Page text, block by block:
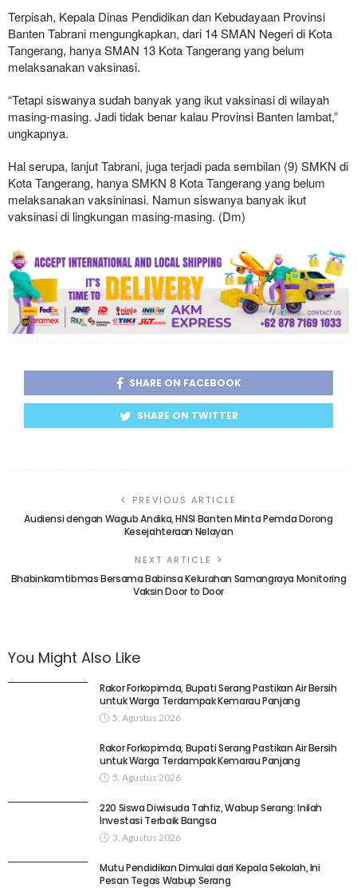
Terpisah, Kepala Dinas Pendidikan dan Kebudayaan Provinsi
Banten Tabrani mengungkapkan, dari 14 SMAN Negeri di Kota
Tangerang, hanya SMAN 13 Kota Tangerang yang belum
melaksanakan vaksinasi.
“Tetapi siswanya sudah banyak yang ikut vaksinasi di wilayah
masing-masing. Jadi tidak benar kalau Provinsi Banten lambat,”
ungkapnya.
Hal serupa, lanjut Tabrani, juga terjadi pada sembilan (9) SMKN di
Kota Tangerang, hanya SMKN 8 Kota Tangerang yang belum
melaksanakan vaksininasi. Namun siswanya banyak ikut
vaksinasi di lingkungan masing-masing. (Dm)
SHARE ON FACEBOOK
SHARE ON TWITTER
PREVIOUS ARTICLE
Audiensi dengan Wagub Andika, HNSI Banten Minta Pemda Dorong
Kesejahteraan Nelayan
NEXT ARTICLE
Bhabinkamtibmas Bersama Babinsa Kelurahan Samangraya Monitoring
Vaksin Door to Door
You Might Also Like
Rakor Forkopimda, Bupati Serang Pastikan Air Bersih
untuk Warga Terdampak Kemarau Panjang
5, Agustus 2026
Rakor Forkopimda, Bupati Serang Pastikan Air Bersih
untuk Warga Terdampak Kemarau Panjang
5, Agustus 2026
220 Siswa Diwisuda Tahfiz, Wabup Serang: Inilah
Investasi Terbaik Bangsa
3, Agustus 2026
Mutu Pendidikan Dimulai dari Kepala Sekolah, Ini
Pesan Tegas Wabup Serang